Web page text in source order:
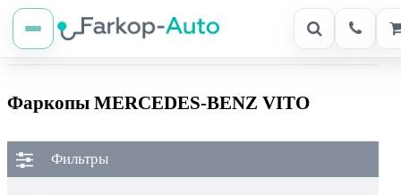
Фаркопы MERCEDES-BENZ VITO
Фильтры